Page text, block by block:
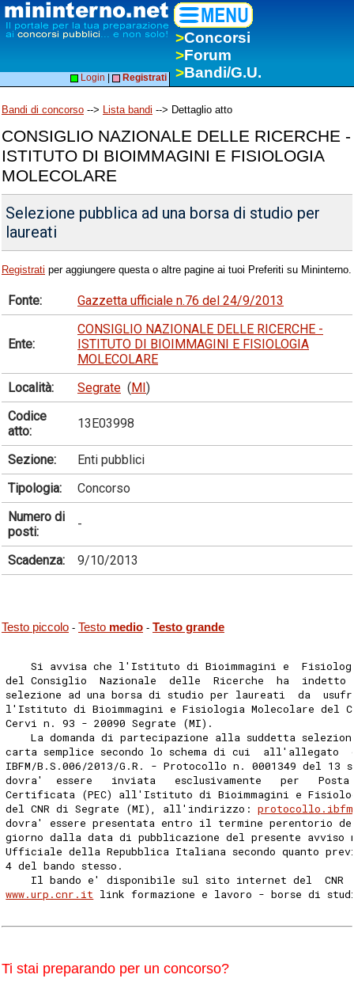
>Concorsi
>Forum
>Bandi/G.U.
Login Registrati
Bandi di concorso --> Lista bandi --> Dettaglio atto
CONSIGLIO NAZIONALE DELLE RICERCHE -
ISTITUTO DI BIOIMMAGINI E FISIOLOGIA
MOLECOLARE
Selezione pubblica ad una borsa di studio per
laureati
Registrati per aggiungere questa o altre pagine ai tuoi Preferiti su Mininterno.
Fonte: Gazzetta ufficiale n.76 del 24/9/2013
Ente:
CONSIGLIO NAZIONALE DELLE RICERCHE -
ISTITUTO DI BIOIMMAGINI E FISIOLOGIA
MOLECOLARE
Località:
Segrate (MI)
Codice
atto:
13E03998
Sezione:
Enti pubblici
Tipologia:
Concorso
Numero di
posti:
-
Scadenza: 9/10/2013
Testo piccolo - Testo medio - Testo grande
Si avvisa che l'Istituto di Bioimmagini e
del Consiglio  Nazionale  delle  Ricerche  ha  indetto
selezione ad una borsa di studio per laureati  da
l'Istituto di Bioimmagini e Fisiologia Molecolare del
Cervi n. 93 - 20090 Segrate (MI).
La domanda di partecipazione alla suddetta
carta semplice secondo lo schema di cui  all'allegato
IBFM/B.S.006/2013/G.R. - Protocollo n. 0001349 del 13
dovra'  essere   inviata   esclusivamente   per
Certificata (PEC) all'Istituto di Bioimmagini e
del CNR di Segrate (MI), all'indirizzo:
dovra' essere presentata entro il termine perentorio
giorno dalla data di pubblicazione del presente avviso
Ufficiale della Repubblica Italiana secondo quanto
4 del bando stesso.
Il bando e' disponibile sul sito internet del  CNR
www.urp.cnr.it link formazione e lavoro - borse di
Ti stai preparando per un concorso?